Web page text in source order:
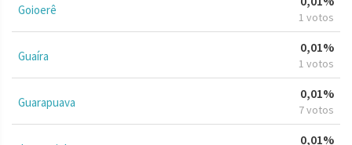
Goioerê 1 votos
Guaíra
0,01%
1 votos
Guarapuava
0,01%
7 votos
0,01%